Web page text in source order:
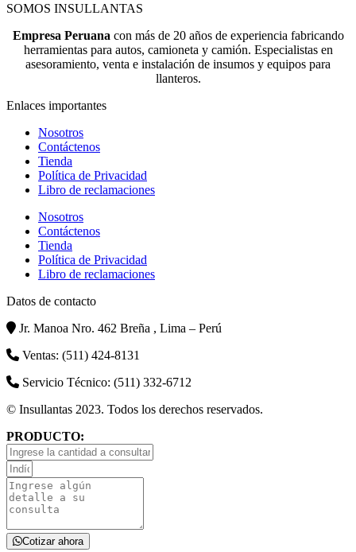
SOMOS INSULLANTAS
Empresa Peruana con más de 20 años de experiencia fabricando
herramientas para autos, camioneta y camión. Especialistas en
asesoramiento, venta e instalación de insumos y equipos para
llanteros.
Enlaces importantes
Nosotros
Contáctenos
Tienda
Política de Privacidad
Libro de reclamaciones
Nosotros
Contáctenos
Tienda
Política de Privacidad
Libro de reclamaciones
Datos de contacto
Jr. Manoa Nro. 462 Breña , Lima – Perú
Ventas: (511) 424-8131
Servicio Técnico: (511) 332-6712
© Insullantas 2023. Todos los derechos reservados.
PRODUCTO:
Cotizar ahora